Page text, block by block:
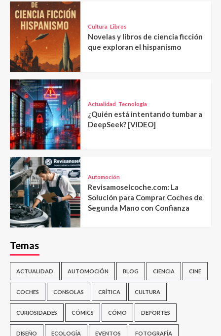
Cultura Libros
Novelas y libros de ciencia ficción
que exploran el hispanismo
Actualidad Tecnología
¿Quién está intentando tumbar a
DeepSeek? [VIDEO]
Automoción
Revisamoselcoche.com: La
Solución para Comprar Coches de
Segunda Mano con Confianza
Temas
ACTUALIDAD AUTOMOCIÓN BLOG CIENCIA CINE
COCHES CONSOLAS CRÍTICA CULTURA
CURIOSIDADES CÓMICS CÓMO DEPORTES
DISEÑO ECOLOGÍA EVENTOS FOTOGRAFÍA